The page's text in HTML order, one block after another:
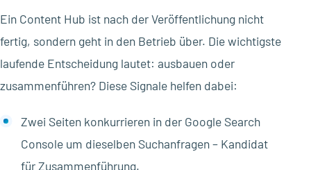
Ein Content Hub ist nach der Veröffentlichung nicht
fertig, sondern geht in den Betrieb über. Die wichtigste
laufende Entscheidung lautet: ausbauen oder
zusammenführen? Diese Signale helfen dabei:
Zwei Seiten konkurrieren in der Google Search
Console um dieselben Suchanfragen – Kandidat
für Zusammenführung.